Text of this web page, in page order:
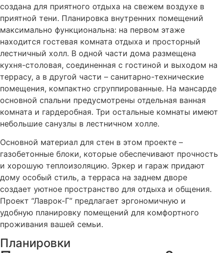
создана для приятного отдыха на свежем воздухе в
приятной тени. Планировка внутренних помещений
максимально функциональна: на первом этаже
находится гостевая комната отдыха и просторный
лестничный холл. В одной части дома размещена
кухня-столовая, соединенная с гостиной и выходом на
террасу, а в другой части – санитарно-технические
помещения, компактно сгруппированные. На мансарде
основной спальни предусмотрены отдельная ванная
комната и гардеробная. Три остальные комнаты имеют
небольшие санузлы в лестничном холле.
Основной материал для стен в этом проекте –
газобетонные блоки, которые обеспечивают прочность
и хорошую теплоизоляцию. Эркер и гараж придают
дому особый стиль, а терраса на заднем дворе
создает уютное пространство для отдыха и общения.
Проект “Лаврок-Г” предлагает эргономичную и
удобную планировку помещений для комфортного
проживания вашей семьи.
Планировки